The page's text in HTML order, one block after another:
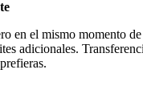
en el mismo momento
adicionales.